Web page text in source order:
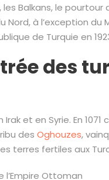
Balkans, le pourtour
à l’exception du
de Turquie en
des
et en Syrie. En 1071
des Oghouzes,
terres fertiles aux